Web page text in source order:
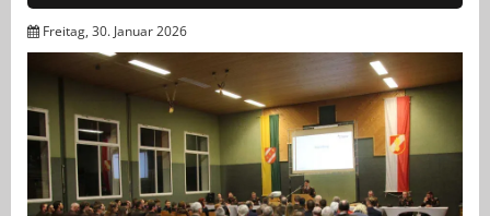
Freitag, 30. Januar 2026